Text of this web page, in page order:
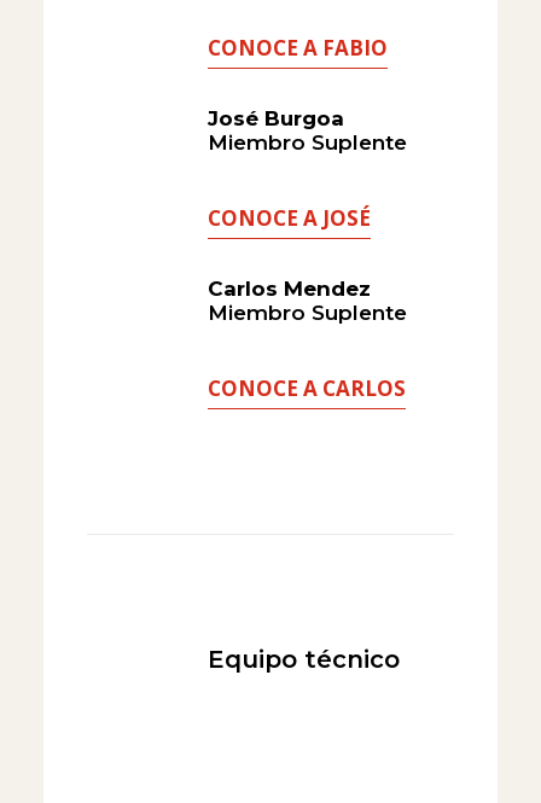
CONOCE A FABIO
José Burgoa
Miembro Suplente
CONOCE A JOSÉ
Carlos Mendez
Miembro Suplente
CONOCE A CARLOS
Equipo técnico